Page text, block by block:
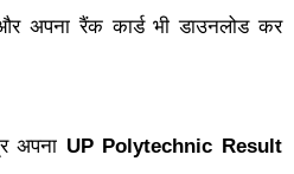
रैंक कार्ड भी डाउनलोड कर
अपना UP Polytechnic Result